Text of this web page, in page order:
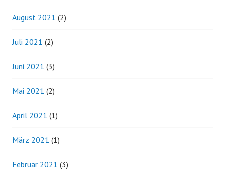
August 2021 (2)
Juli 2021 (2)
Juni 2021 (3)
Mai 2021 (2)
April 2021 (1)
März 2021 (1)
Februar 2021 (3)